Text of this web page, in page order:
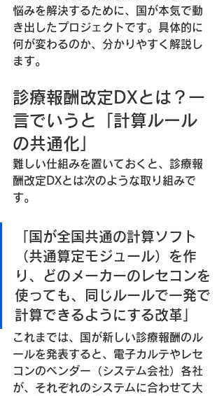
悩みを解決するために、国が本気で動
き出したプロジェクトです。具体的に
何が変わるのか、分かりやすく解説し
ます。
診療報酬改定DXとは？一
言でいうと「計算ルール
の共通化」
難しい仕組みを置いておくと、診療報
酬改定DXとは次のような取り組みで
す。
「国が全国共通の計算ソフト
（共通算定モジュール）を作
り、どのメーカーのレセコンを
使っても、同じルールで一発で
計算できるようにする改革」
これまでは、国が新しい診療報酬のル
ールを発表すると、電子カルテやレセ
コンのベンダー（システム会社）各社
が、それぞれのシステムに合わせて大